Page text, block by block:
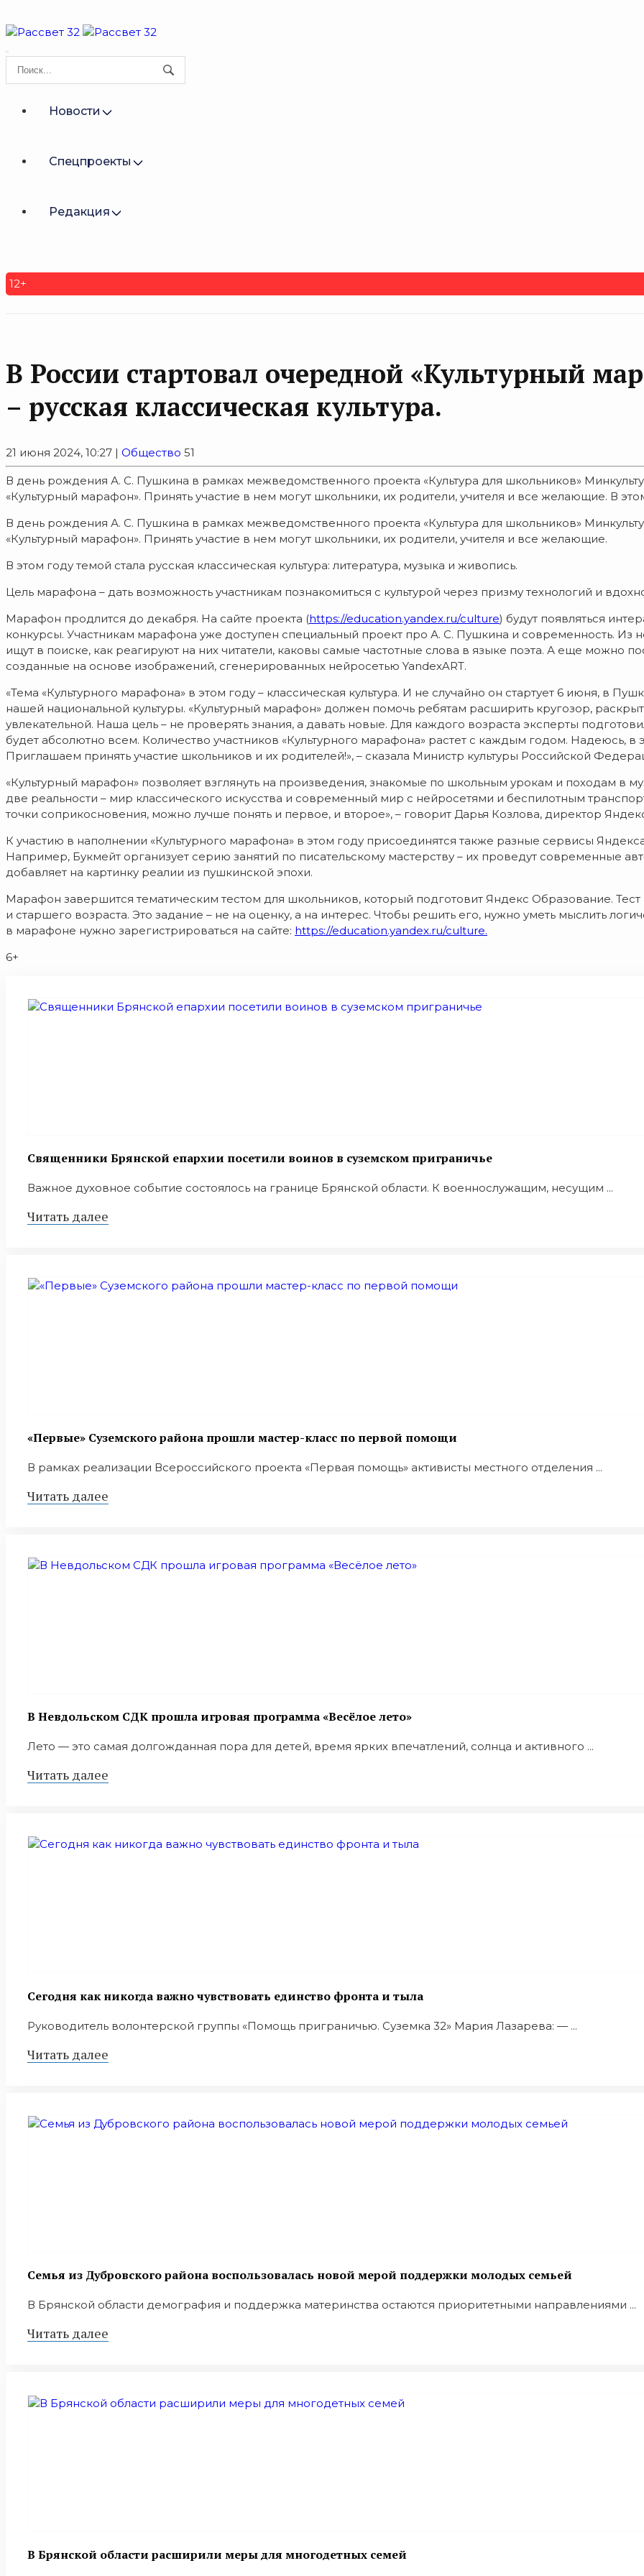
Новости
Спецпроекты
Редакция
12+
В России стартовал очередной «Культурный
– русская классическая культура.
21 июня 2024, 10:27 | Общество 51
В день рождения А. С. Пушкина в рамках межведомственного проекта «Культура для школьников»
«Культурный марафон». Принять участие в нем могут школьники, их родители, учителя и все желающие. В
В день рождения А. С. Пушкина в рамках межведомственного проекта «Культура для школьников»
«Культурный марафон». Принять участие в нем могут школьники, их родители, учителя и все желающие.
В этом году темой стала русская классическая культура: литература, музыка и живопись.
Цель марафона – дать возможность участникам познакомиться с культурой через призму технологий и
Марафон продлится до декабря. На сайте проекта (https://education.yandex.ru/culture) будут появляться
конкурсы. Участникам марафона уже доступен специальный проект про А. С. Пушкина и современность. Из
ищут в поиске, как реагируют на них читатели, каковы самые частотные слова в языке поэта. А еще можно
созданные на основе изображений, сгенерированных нейросетью YandexART.
«Тема «Культурного марафона» в этом году – классическая культура. И не случайно он стартует 6 июня, в
нашей национальной культуры. «Культурный марафон» должен помочь ребятам расширить кругозор,
увлекательной. Наша цель – не проверять знания, а давать новые. Для каждого возраста эксперты
будет абсолютно всем. Количество участников «Культурного марафона» растет с каждым годом. Надеюсь,
Приглашаем принять участие школьников и их родителей!», – сказала Министр культуры Российской
«Культурный марафон» позволяет взглянуть на произведения, знакомые по школьным урокам и походам в
две реальности – мир классического искусства и современный мир с нейросетями и беспилотным
точки соприкосновения, можно лучше понять и первое, и второе», – говорит Дарья Козлова, директор
К участию в наполнении «Культурного марафона» в этом году присоединятся также разные сервисы
Например, Букмейт организует серию занятий по писательскому мастерству – их проведут современные
добавляет на картинку реалии из пушкинской эпохи.
Марафон завершится тематическим тестом для школьников, который подготовит Яндекс Образование.
и старшего возраста. Это задание – не на оценку, а на интерес. Чтобы решить его, нужно уметь мыслить
в марафоне нужно зарегистрироваться на сайте: https://education.yandex.ru/culture.
6+
Священники Брянской епархии посетили воинов в суземском приграничье
Важное духовное событие состоялось на границе Брянской области. К военнослужащим, несущим ...
Читать далее
«Первые» Суземского района прошли мастер-класс по первой помощи
В рамках реализации Всероссийского проекта «Первая помощь» активисты местного отделения ...
Читать далее
В Невдольском СДК прошла игровая программа «Весёлое лето»
Лето — это самая долгожданная пора для детей, время ярких впечатлений, солнца и активного ...
Читать далее
Сегодня как никогда важно чувствовать единство фронта и тыла
Руководитель волонтерской группы «Помощь приграничью. Суземка 32» Мария Лазарева: — ...
Читать далее
Семья из Дубровского района воспользовалась новой мерой поддержки молодых семьей
В Брянской области демография и поддержка материнства остаются приоритетными направлениями ...
Читать далее
В Брянской области расширили меры для многодетных семей